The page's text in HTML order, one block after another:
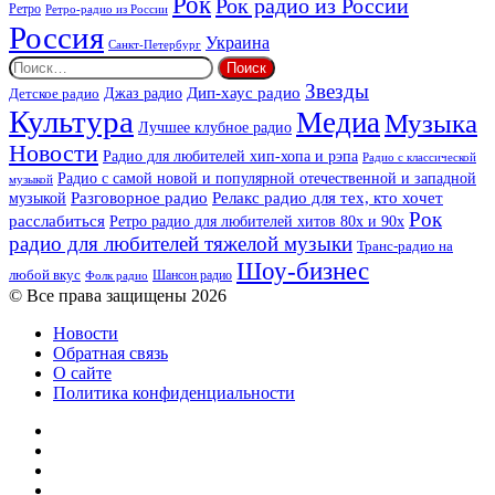
Ретро Ретро-радио из России Рок радио из России
Россия Санкт-Петербург Украина
Найти:
Детское радио Джаз радио Дип-хаус радио Звезды
Культура Лучшее клубное радио МедиаМузыка
Новости Радио для любителей хип-хопа и рэпа Радио с классической
музыкой Радио с самой новой и популярной отечественной и западной
музыкой Разговорное радио Релакс радио для тех, кто хочет
расслабиться Ретро радио для любителей хитов 80х и 90х Рок
радио для любителей тяжелой музыки Транс-радио на
любой вкус Фолк радио Шансон радио Шоу-бизнес
© Все права защищены 2026
Новости
Обратная связь
О сайте
Политика конфиденциальности